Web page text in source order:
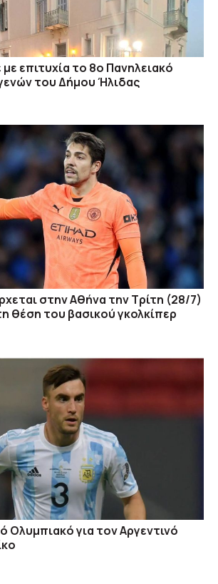
επιτυχία το 8ο Πανηλειακό
του Δήμου Ήλιδας
στην Αθήνα την Τρίτη (28/7)
θέση του βασικού γκολκίπερ
Ολυμπιακό για τον Αργεντινό